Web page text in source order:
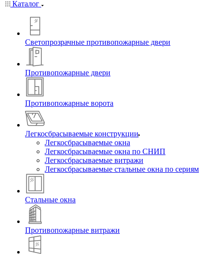
Каталог
Светопрозрачные противопожарные двери
Противопожарные двери
Противопожарные ворота
Легкосбрасываемые конструкции
Легкосбрасываемые окна
Легкосбрасываемые окна по СНИП
Легкосбрасываемые витражи
Легкосбрасываемые стальные окна по сериям
Стальные окна
Противопожарные витражи